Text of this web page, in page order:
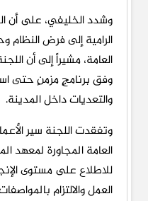
وشدد الخليفي، على أن
الرامية إلى فرض النظام
العامة، مشيراً إلى أن
وفق برنامجٍ مزمنٍ حتى
والتعديات داخل المدينة.
وتفقدت اللجنة سير
العامة المجاورة لمعهد
للاطلاع على مستوى
العمل والالتزام